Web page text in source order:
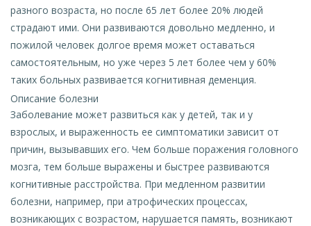
разного возраста, но после 65 лет более 20% людей
страдают ими. Они развиваются довольно медленно, и
пожилой человек долгое время может оставаться
самостоятельным, но уже через 5 лет более чем у 60%
таких больных развивается когнитивная деменция.
Описание болезни
Заболевание может развиться как у детей, так и у
взрослых, и выраженность ее симптоматики зависит от
причин, вызывавших его. Чем больше поражения головного
мозга, тем больше выражены и быстрее развиваются
когнитивные расстройства. При медленном развитии
болезни, например, при атрофических процессах,
возникающих с возрастом, нарушается память, возникают